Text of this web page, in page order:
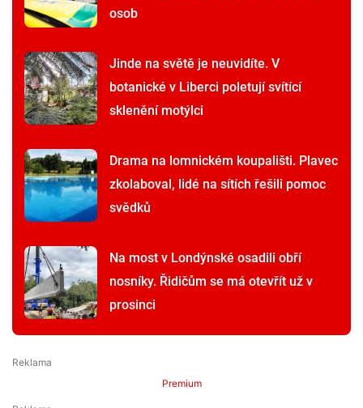
osob
Jinde na světě je neuvidíte. V
botanické v Liberci poletují svítící
sklenění motýlci
Drama na lomnickém koupališti. Plavec
zkolaboval, lidé na sítích řešili pomoc
svědků
Na most v Londýnské osadili obří
nosníky. Řidičům se má otevřít už v
prosinci
Premium